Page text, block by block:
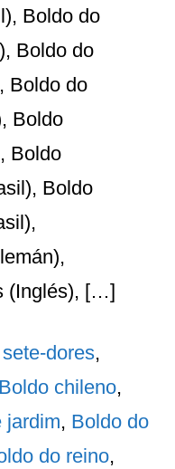
Boldo do
Boldo do
Boldo do
Boldo
Boldo
Boldo
(Inglés), […]
dores,
Boldo chileno,
jardim, Boldo do
do reino,